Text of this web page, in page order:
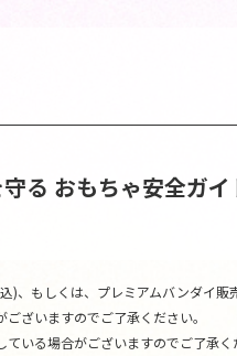
る おもちゃ安全ガイ
もしくは、プレミアムバンダイ販
ざいますのでご了承ください。
いる場合がございますのでご了承く